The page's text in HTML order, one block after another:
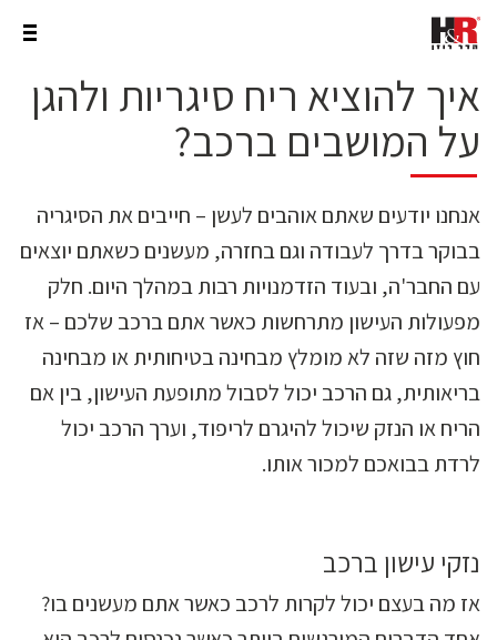
איך להוציא ריח סיגריות ולהגן
על המושבים ברכב?
אנחנו יודעים שאתם אוהבים לעשן – חייבים את הסיגריה
בבוקר בדרך לעבודה וגם בחזרה, מעשנים כשאתם יוצאים
עם החבר'ה, ובעוד הזדמנויות רבות במהלך היום. חלק
מפעולות העישון מתרחשות כאשר אתם ברכב שלכם – אז
חוץ מזה שזה לא מומלץ מבחינה בטיחותית או מבחינה
בריאותית, גם הרכב יכול לסבול מתופעת העישון, בין אם
הריח או הנזק שיכול להיגרם לריפוד, וערך הרכב יכול
לרדת בבואכם למכור אותו.
נזקי עישון ברכב
אז מה בעצם יכול לקרות לרכב כאשר אתם מעשנים בו?